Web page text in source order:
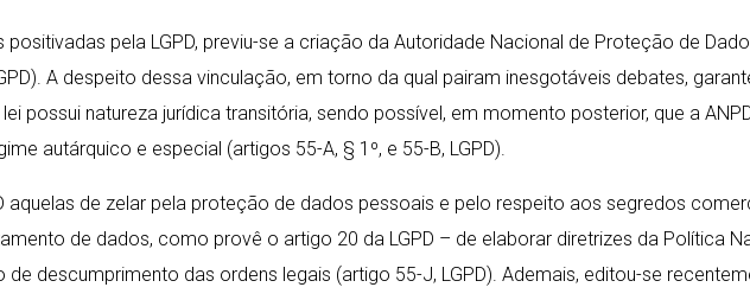
pela LGPD, previu-se a criação da Autoridade Nacional de Proteção de
A despeito dessa vinculação, em torno da qual pairam inesgotáveis debates,
possui natureza jurídica transitória, sendo possível, em momento posterior, que a
autárquico e especial (artigos 55-A, § 1º, e 55-B, LGPD).
aquelas de zelar pela proteção de dados pessoais e pelo respeito aos segredos
de dados, como provê o artigo 20 da LGPD – de elaborar diretrizes da Política
descumprimento das ordens legais (artigo 55-J, LGPD). Ademais, editou-se